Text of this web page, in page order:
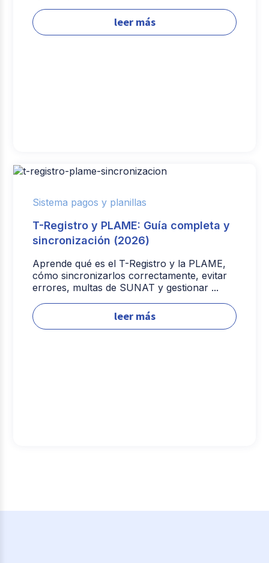
leer más
Sistema pagos y planillas
T-Registro y PLAME: Guía completa y
sincronización (2026)
Aprende qué es el T-Registro y la PLAME,
cómo sincronizarlos correctamente, evitar
errores, multas de SUNAT y gestionar ...
leer más